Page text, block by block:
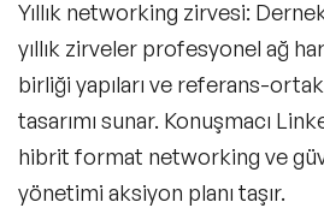
Yıllık networking zirvesi:
yıllık zirveler profesyonel ağ
birliği yapıları ve referans-
tasarımı sunar. Konuşmacı
hibrit format networking ve
yönetimi aksiyon planı taşır.
Çalışan Bağlılığı &
Konuşmacıları
Big Data (Büyük Veri)
Konuşmacılar
Bilim Konuşmacıları